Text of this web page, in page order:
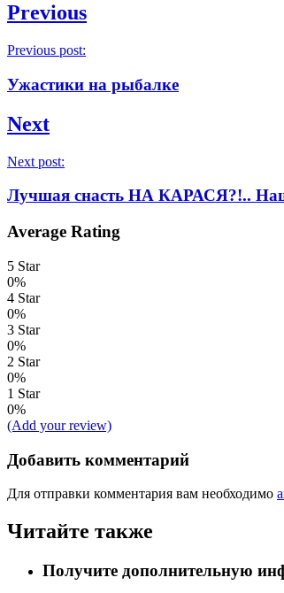
Previous
Previous post:
Ужастики на рыбалке
Next
Next post:
Лучшая снасть НА КАРАСЯ?!..
Average Rating
5 Star
0%
4 Star
0%
3 Star
0%
2 Star
0%
1 Star
0%
(Add your review)
Добавить комментарий
Для отправки комментария вам необходимо
Читайте также
Получите дополнительную